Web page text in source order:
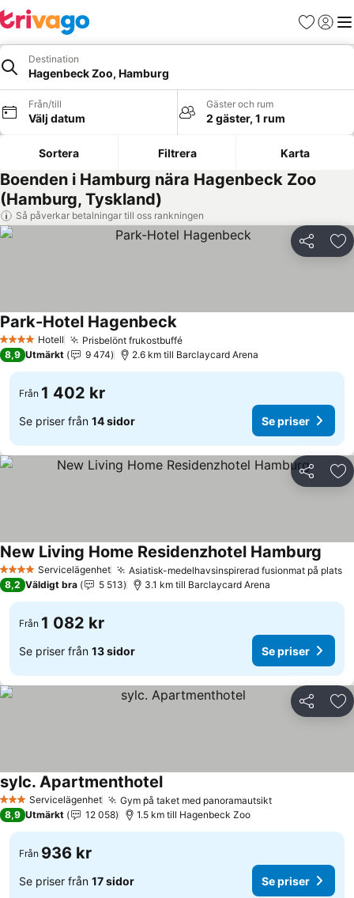
Favoriter
Logga
Destination
Hagenbeck Zoo, Hamburg
Från/till
Välj datum
Gäster och rum
2 gäster, 1 rum
Sortera Filtrera Karta
Boenden i Hamburg nära Hagenbeck Zoo
(Hamburg, Tyskland)
Så påverkar betalningar till oss rankningen
Dela
4 StjärnorHotell Prisbelönt frukostbuffé
Park-Hotel Hagenbeck
8,9 Utmärkt 9 474 2.6 km till Barclaycard Arena
Från 1 402 kr
Se priser från 14 sidor Se priser
Dela
4 StjärnorServicelägenhet Asiatisk-medelhavsinspirerad fusionmat på plats
New Living Home Residenzhotel Hamburg
8,2 Väldigt bra 5 513 3.1 km till Barclaycard Arena
Från 1 082 kr
Se priser från 13 sidor Se priser
Dela
3 StjärnorServicelägenhet Gym på taket med panoramautsikt
sylc. Apartmenthotel
8,9 Utmärkt 12 058 1.5 km till Hagenbeck Zoo
Från 936 kr
Se priser från 17 sidor Se priser